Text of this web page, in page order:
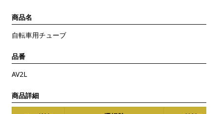
商品名
自転車用チューブ
品番
AV2L
商品詳細